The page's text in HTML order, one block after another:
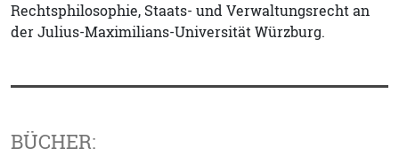
Rechtsphilosophie, Staats- und Verwaltungsrecht an
der Julius-Maximilians-Universität Würzburg.
BÜCHER: